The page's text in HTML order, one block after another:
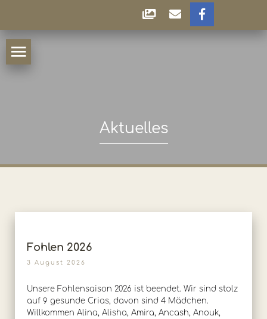
Aktuelles
Fohlen 2026
3 August 2026
Unsere Fohlensaison 2026 ist beendet. Wir sind stolz
auf 9 gesunde Crias, davon sind 4 Mädchen.
Willkommen Alina, Alisha, Amira, Ancash, Anouk,